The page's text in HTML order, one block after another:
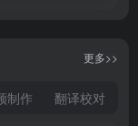
制作 翻译校对
更多>>